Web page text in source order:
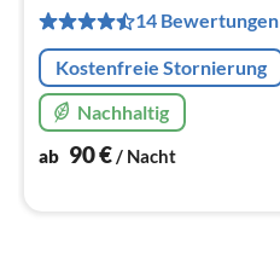
14 Bewertungen
Kostenfreie Stornierung
Nachhaltig
ab 90€ / Nacht